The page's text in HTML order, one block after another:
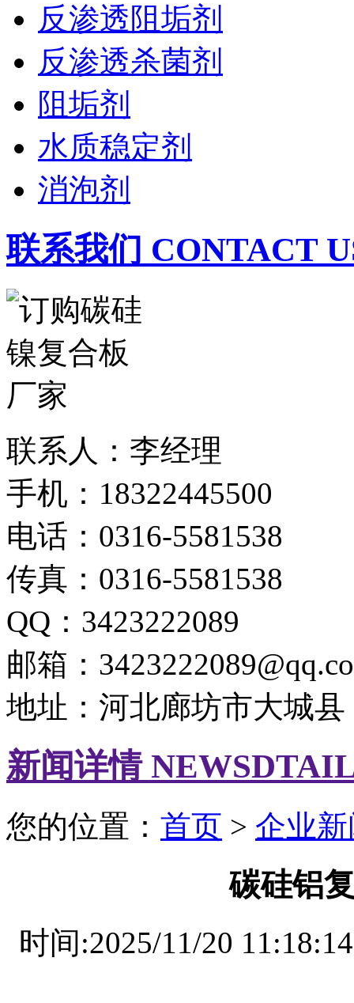
反渗透阻垢剂
反渗透杀菌剂
阻垢剂
水质稳定剂
消泡剂
联系我们 CONTACT
联系人：李经理
手机：18322445500
电话：0316-5581538
传真：0316-5581538
QQ：3423222089
邮箱：
地址：河北廊坊市大城县
新闻详情
您的位置： 首页 > 企业
碳硅铝
时间:2025/11/20